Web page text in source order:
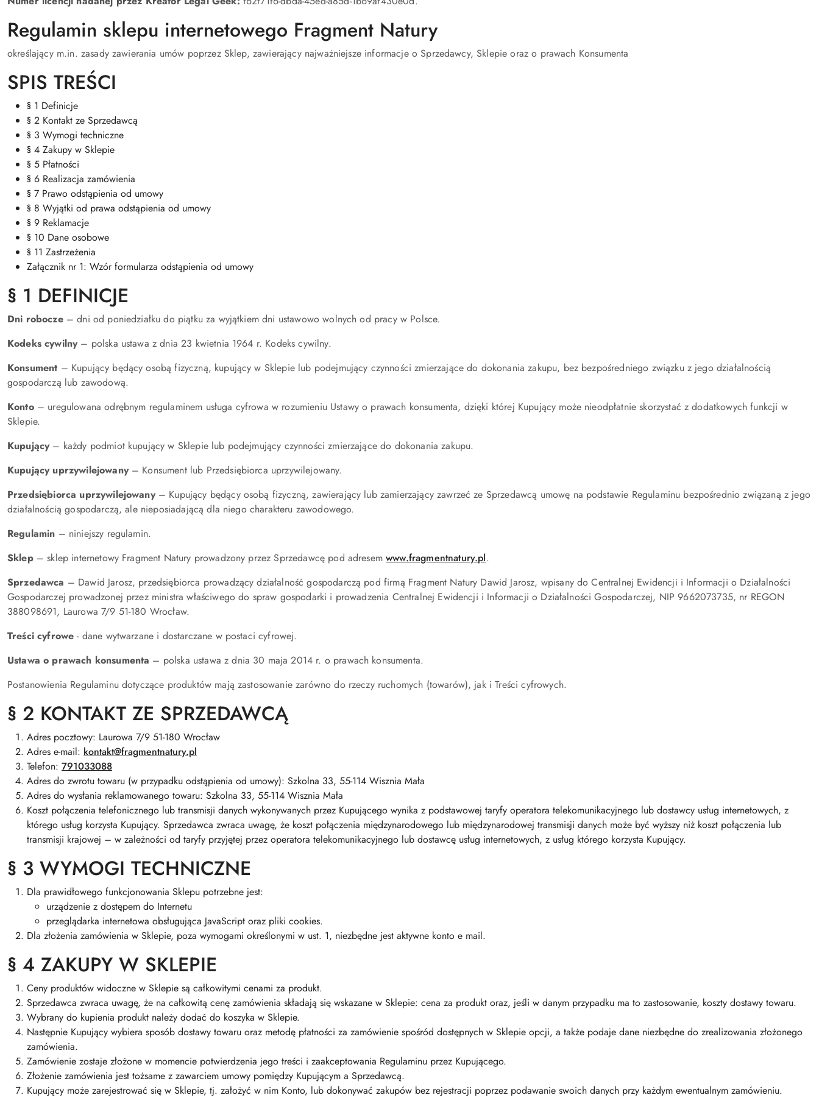
Regulamin sklepu internetowego Fragment Natury
określający m.in. zasady zawierania umów poprzez Sklep, zawierający najważniejsze informacje o Sprzedawcy, Sklepie oraz o prawach Konsumenta
SPIS TREŚCI
§ 1 Definicje
§ 2 Kontakt ze Sprzedawcą
§ 3 Wymogi techniczne
§ 4 Zakupy w Sklepie
§ 5 Płatności
§ 6 Realizacja zamówienia
§ 7 Prawo odstąpienia od umowy
§ 8 Wyjątki od prawa odstąpienia od umowy
§ 9 Reklamacje
§ 10 Dane osobowe
§ 11 Zastrzeżenia
Załącznik nr 1: Wzór formularza odstąpienia od umowy
§ 1 DEFINICJE
Dni robocze– dni od poniedziałku do piątku za wyjątkiem dni ustawowo wolnych od pracy w Polsce.
Kodeks cywilny– polska ustawa z dnia 23 kwietnia 1964 r. Kodeks cywilny.
Konsument – Kupujący będący osobą fizyczną, kupujący w Sklepie lub podejmujący czynności zmierzające do dokonania zakupu, bez bezpośredniego związku z jego działalnością
gospodarczą lub zawodową.
Konto– uregulowana odrębnym regulaminem usługa cyfrowa w rozumieniu Ustawy o prawach konsumenta, dzięki której Kupujący może nieodpłatnie skorzystać z dodatkowych funkcji w
Sklepie.
Kupujący– każdy podmiot kupujący w Sklepie lub podejmujący czynności zmierzające do dokonania zakupu.
Kupujący uprzywilejowany– Konsument lub Przedsiębiorca uprzywilejowany.
Przedsiębiorca uprzywilejowany– Kupujący będący osobą fizyczną, zawierający lub zamierzający zawrzeć ze Sprzedawcą umowę na podstawie Regulaminu bezpośrednio związaną z jego
działalnością gospodarczą, ale nieposiadającą dla niego charakteru zawodowego.
Regulamin – niniejszy regulamin.
Sklep– sklep internetowy Fragment Natury prowadzony przez Sprzedawcę pod adresemwww.fragmentnatury.pl.
Sprzedawca – Dawid Jarosz, przedsiębiorca prowadzący działalność gospodarczą pod firmą Fragment Natury Dawid Jarosz, wpisany do Centralnej Ewidencji i Informacji o Działalności
Gospodarczej prowadzonej przez ministra właściwego do spraw gospodarki i prowadzenia Centralnej Ewidencji i Informacji o Działalności Gospodarczej, NIP 9662073735, nr REGON
388098691, Laurowa 7/9 51-180 Wrocław.
Treści cyfrowe - dane wytwarzane i dostarczane w postaci cyfrowej.
Ustawa o prawach konsumenta – polska ustawa z dnia 30 maja 2014 r. o prawach konsumenta.
Postanowienia Regulaminu dotyczące produktów mają zastosowanie zarówno do rzeczy ruchomych (towarów), jak i Treści cyfrowych.
§ 2 KONTAKT ZE SPRZEDAWCĄ
Adres pocztowy: Laurowa 7/9 51-180 Wrocław
Adres e-mail: kontakt@fragmentnatury.pl
Telefon: 791033088
Adres do zwrotu towaru (w przypadku odstąpienia od umowy): Szkolna 33, 55-114 Wisznia Mała
Adres do wysłania reklamowanego towaru: Szkolna 33, 55-114 Wisznia Mała
Koszt połączenia telefonicznego lub transmisji danych wykonywanych przez Kupującego wynika z podstawowej taryfy operatora telekomunikacyjnego lub dostawcy usług internetowych, z
którego usług korzysta Kupujący. Sprzedawca zwraca uwagę, że koszt połączenia międzynarodowego lub międzynarodowej transmisji danych może być wyższy niż koszt połączenia lub
transmisji krajowej – w zależności od taryfy przyjętej przez operatora telekomunikacyjnego lub dostawcę usług internetowych, z usług którego korzysta Kupujący.
§ 3 WYMOGI TECHNICZNE
Dla prawidłowego funkcjonowania Sklepu potrzebne jest:
urządzenie z dostępem do Internetu
przeglądarka internetowa obsługująca JavaScript oraz pliki cookies.
Dla złożenia zamówienia w Sklepie, poza wymogami określonymi w ust. 1, niezbędne jest aktywne konto e mail.
§ 4 ZAKUPY W SKLEPIE
Ceny produktów widoczne w Sklepie są całkowitymi cenami za produkt.
Sprzedawca zwraca uwagę, że na całkowitą cenę zamówienia składają się wskazane w Sklepie: cena za produkt oraz, jeśli w danym przypadku ma to zastosowanie, koszty dostawy towaru.
Wybrany do kupienia produkt należy dodać do koszyka w Sklepie.
Następnie Kupujący wybiera sposób dostawy towaru oraz metodę płatności za zamówienie spośród dostępnych w Sklepie opcji, a także podaje dane niezbędne do zrealizowania złożonego
zamówienia.
Zamówienie zostaje złożone w momencie potwierdzenia jego treści i zaakceptowania Regulaminu przez Kupującego.
Złożenie zamówienia jest tożsame z zawarciem umowy pomiędzy Kupującym a Sprzedawcą.
Kupujący może zarejestrować się w Sklepie, tj. założyć w nim Konto, lub dokonywać zakupów bez rejestracji poprzez podawanie swoich danych przy każdym ewentualnym zamówieniu.